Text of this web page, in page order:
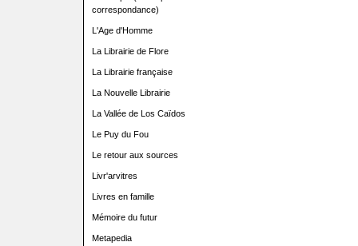
correspondance)
L'Age d'Homme
La Librairie de Flore
La Librairie française
La Nouvelle Librairie
La Vallée de Los Caïdos
Le Puy du Fou
Le retour aux sources
Livr'arvitres
Livres en famille
Mémoire du futur
Metapedia